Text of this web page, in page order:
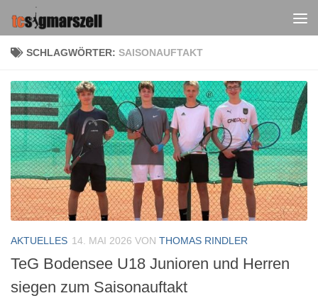
Zum Inhalt springen
SCHLAGWÖRTER: SAISONAUFTAKT
AKTUELLES 14. MAI 2026 VON THOMAS RINDLER
TeG Bodensee U18 Junioren und Herren
siegen zum Saisonauftakt